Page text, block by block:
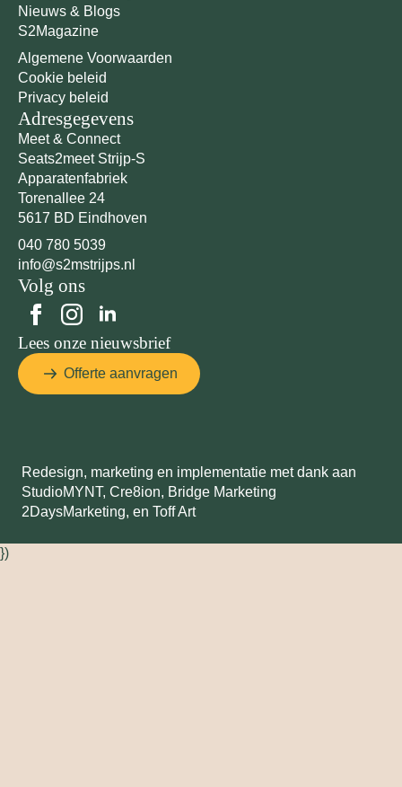
Nieuws & Blogs
S2Magazine
Algemene Voorwaarden
Cookie beleid
Privacy beleid
Adresgegevens
Meet & Connect
Seats2meet Strijp-S
Apparatenfabriek
Torenallee 24
5617 BD Eindhoven
040 780 5039
info@s2mstrijps.nl
Volg ons
Lees onze nieuwsbrief
Offerte aanvragen
Redesign, marketing en implementatie met dank aan
StudioMYNT, Cre8ion, Bridge Marketing
2DaysMarketing, en Toff Art
})